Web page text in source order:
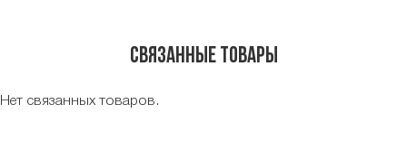
Связанные товары
Нет связанных товаров.